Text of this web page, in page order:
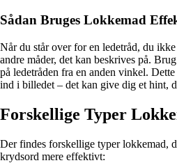
Sådan Bruges Lokkemad
Når du står over for en ledetråd, du
andre måder, det kan beskrives på.
på ledetråden fra en anden vinkel.
ind i billedet – det kan give dig et hint,
Forskellige Typer
Der findes forskellige typer lokkemad,
krydsord mere effektivt: